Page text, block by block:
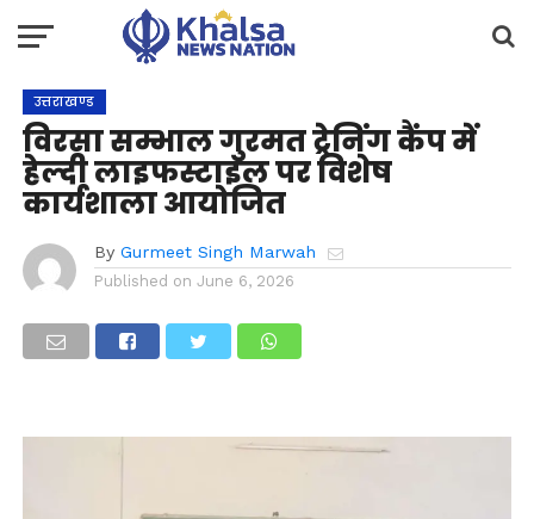
उत्तराखण्ड
विरसा सम्भाल गुरमत ट्रेनिंग कैंप में
हेल्दी लाइफस्टाइल पर विशेष
कार्यशाला आयोजित
By Gurmeet Singh Marwah
Published on June 6, 2026